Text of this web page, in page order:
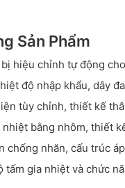
Sản Phẩm
hiệu chỉnh tự động
độ nhập khẩu, dây
tùy chỉnh, thiết kế
bằng nhôm, thiết
chống nhăn, cấu trúc
tấm gia nhiệt và chức